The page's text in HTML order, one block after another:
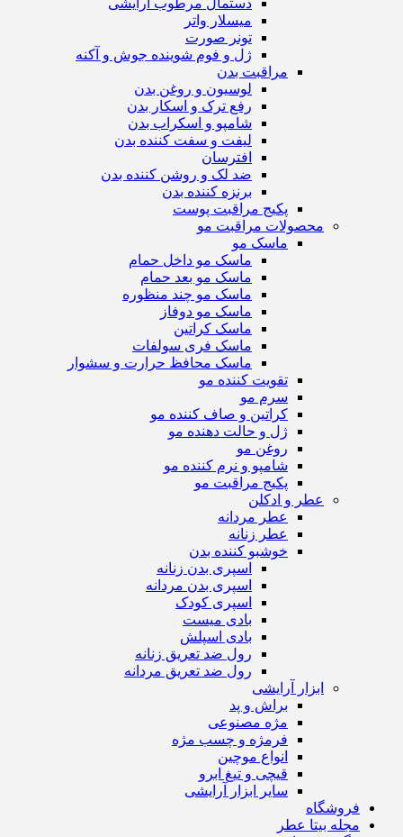
میسلار واتر
تونر صورت
ژل و فوم شوینده جوش و آکنه
مراقبت بدن
لوسیون و روغن بدن
رفع ترک و اسکار بدن
شامپو و اسکراب بدن
لیفت و سفت کننده بدن
افترسان
ضد لک و روشن کننده بدن
برنزه کننده بدن
پکیج مراقبت پوست
محصولات مراقبت مو
ماسک مو
ماسک مو داخل حمام
ماسک مو بعد حمام
ماسک مو چند منظوره
ماسک مو دوفاز
ماسک کراتین
ماسک فری سولفات
ماسک محافظ حرارت و سشوار
تقویت کننده مو
سرم مو
کراتین و صاف کننده مو
ژل و حالت دهنده مو
روغن مو
شامپو و نرم کننده مو
پکیج مراقبت مو
عطر و ادکلن
عطر مردانه
عطر زنانه
خوشبو کننده بدن
اسپری بدن زنانه
اسپری بدن مردانه
اسپری کودک
بادی میست
بادی اسپلش
رول ضد تعریق زنانه
رول ضد تعریق مردانه
ابزار آرایشی
براش و پد
مژه مصنوعی
فرمژه و چسب مژه
انواع موچین
قیچی و تیغ ابرو
سایر ابزار آرایشی
فروشگاه
مجله بیتا عطر